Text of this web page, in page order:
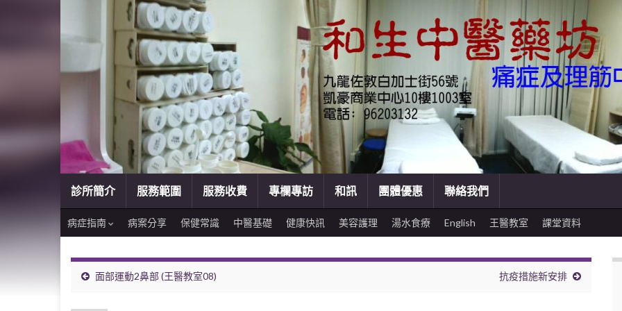
診所簡介 服務範圍 服務收費 專欄專訪 和訊 團體優惠 聯絡我們
病症指南 病案分享 保健常識 中醫基礎 健康快訊 美容護理 湯水食療 English 王醫教室 課堂資料
面部運動2鼻部 (王醫教室08) 抗疫措施新安排